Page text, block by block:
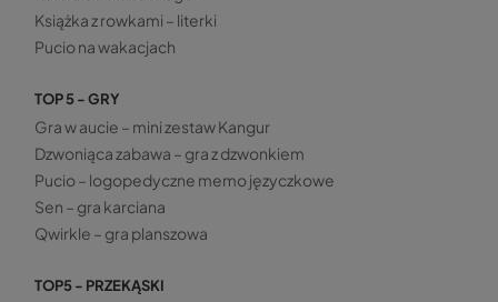
Książka z rowkami – literki
Pucio na wakacjach
TOP 5 - GRY
Gra w aucie – mini zestaw Kangur
Dzwoniąca zabawa – gra z dzwonkiem
Pucio – logopedyczne memo języczkowe
Sen – gra karciana
Qwirkle – gra planszowa
TOP5 - PRZEKĄSKI